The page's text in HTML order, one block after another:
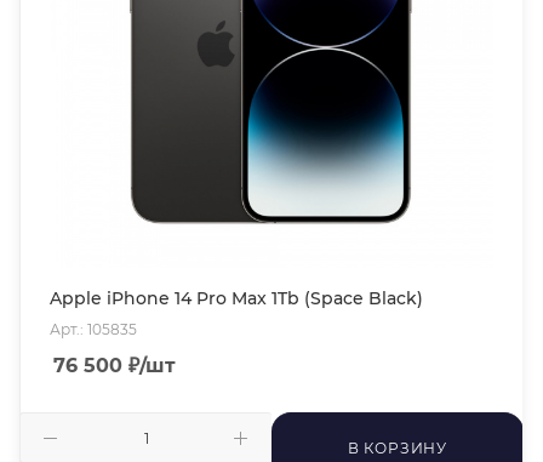
Apple iPhone 14 Pro Max 1Tb (Space Black)
Арт.: 105835
76 500 ₽/шт
В КОРЗИНУ